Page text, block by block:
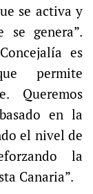
se activa y
se genera”.
es
permite
Queremos
en la
el nivel de
la
Canaria”.